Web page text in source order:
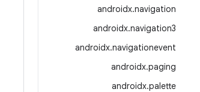
androidx.navigation
androidx.navigation3
androidx.navigationevent
androidx.paging
androidx.palette